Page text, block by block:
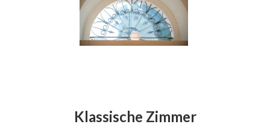
Klassische Zimmer